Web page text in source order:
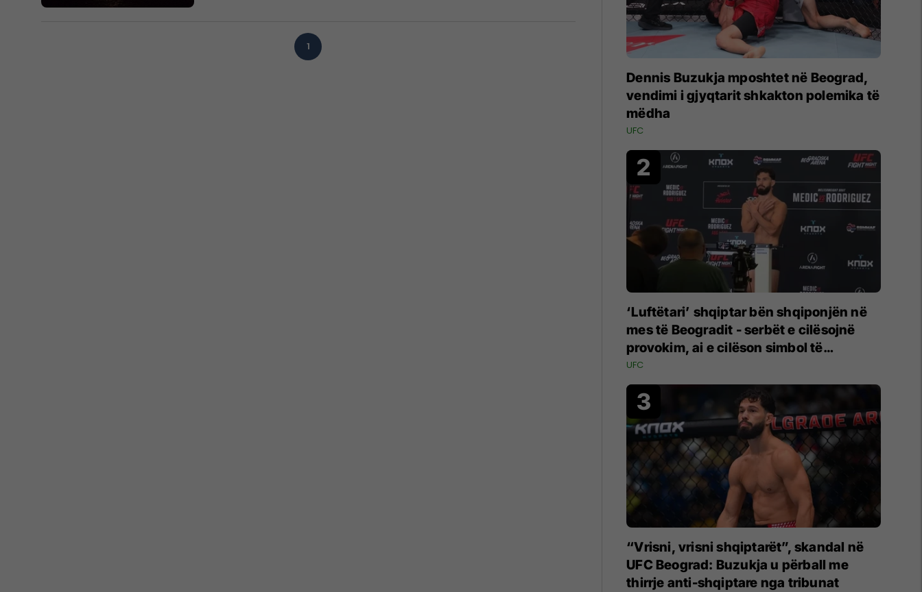
1
Dennis Buzukja mposhtet në Beograd,
vendimi i gjyqtarit shkakton polemika të
mëdha
UFC
‘Luftëtari’ shqiptar bën shqiponjën në
mes të Beogradit - serbët e cilësojnë
provokim, ai e cilëson simbol të
identitetit
UFC
“Vrisni, vrisni shqiptarët”, skandal në
UFC Beograd: Buzukja u përball me
thirrje anti-shqiptare nga tribunat